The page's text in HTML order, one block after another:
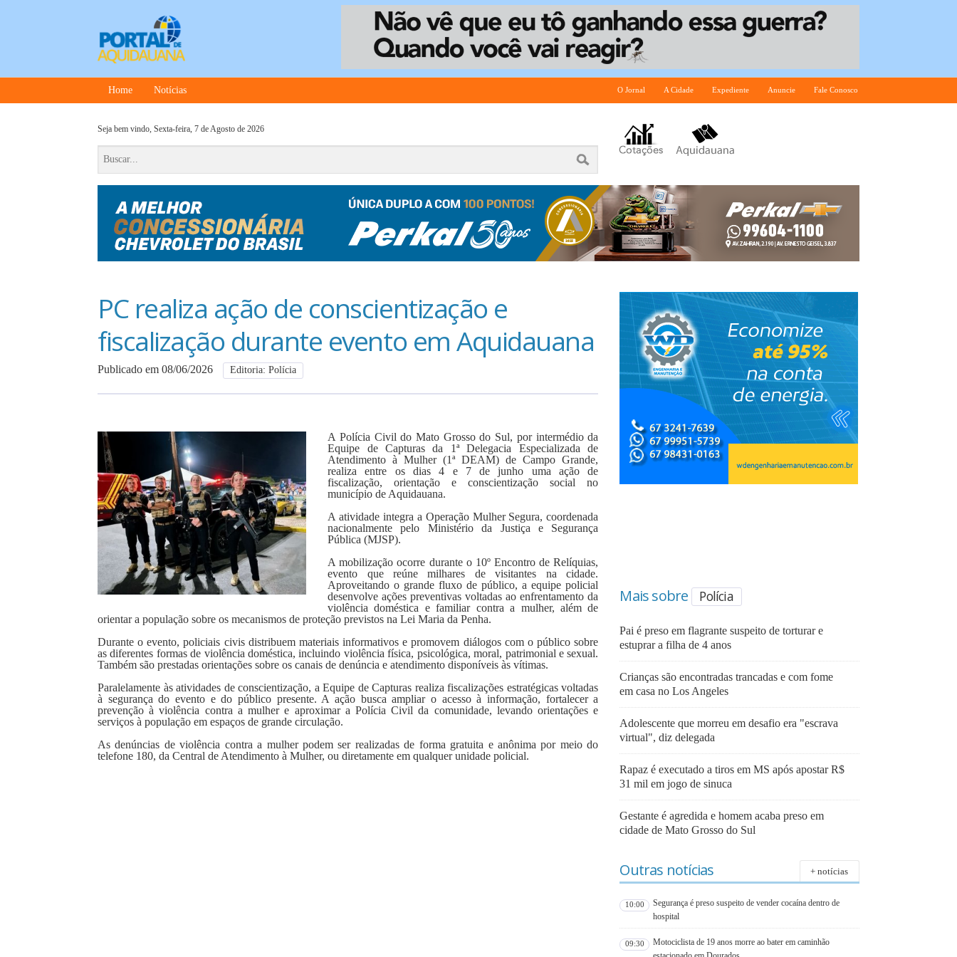
Home Notícias O Jornal A Cidade Expediente Anuncie Fale Conosco
Seja bem vindo, Sexta-feira, 7 de Agosto de 2026
PC realiza ação de conscientização e
fiscalização durante evento em Aquidauana
Publicado em 08/06/2026 Editoria: Polícia
A Polícia Civil do Mato Grosso do Sul, por intermédio da
Equipe de Capturas da 1ª Delegacia Especializada de
Atendimento à Mulher (1ª DEAM) de Campo Grande,
realiza entre os dias 4 e 7 de junho uma ação de
fiscalização, orientação e conscientização social no
município de Aquidauana.
A atividade integra a Operação Mulher Segura, coordenada
nacionalmente pelo Ministério da Justiça e Segurança
Pública (MJSP).
A mobilização ocorre durante o 10º Encontro de Relíquias,
evento que reúne milhares de visitantes na cidade.
Aproveitando o grande fluxo de público, a equipe policial
desenvolve ações preventivas voltadas ao enfrentamento da
violência doméstica e familiar contra a mulher, além de
orientar a população sobre os mecanismos de proteção previstos na Lei Maria da Penha.
Durante o evento, policiais civis distribuem materiais informativos e promovem diálogos com o público sobre
as diferentes formas de violência doméstica, incluindo violência física, psicológica, moral, patrimonial e sexual.
Também são prestadas orientações sobre os canais de denúncia e atendimento disponíveis às vítimas.
Paralelamente às atividades de conscientização, a Equipe de Capturas realiza fiscalizações estratégicas voltadas
à segurança do evento e do público presente. A ação busca ampliar o acesso à informação, fortalecer a
prevenção à violência contra a mulher e aproximar a Polícia Civil da comunidade, levando orientações e
serviços à população em espaços de grande circulação.
As denúncias de violência contra a mulher podem ser realizadas de forma gratuita e anônima por meio do
telefone 180, da Central de Atendimento à Mulher, ou diretamente em qualquer unidade policial.
Mais sobre Polícia
Pai é preso em flagrante suspeito de torturar e
estuprar a filha de 4 anos
Crianças são encontradas trancadas e com fome
em casa no Los Angeles
Adolescente que morreu em desafio era "escrava
virtual", diz delegada
Rapaz é executado a tiros em MS após apostar R$
31 mil em jogo de sinuca
Gestante é agredida e homem acaba preso em
cidade de Mato Grosso do Sul
Outras notícias + notícias
10:00
Segurança é preso suspeito de vender cocaína dentro de
hospital
09:30
Motociclista de 19 anos morre ao bater em caminhão